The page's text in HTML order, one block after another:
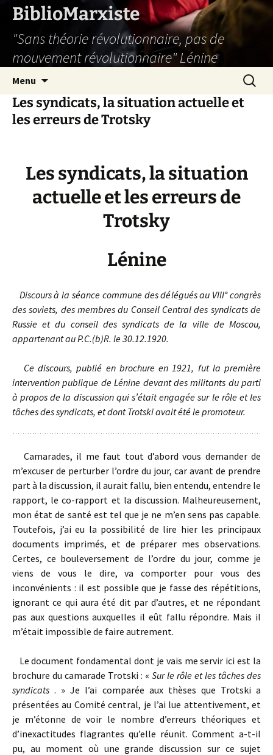
Aller
contenu
BiblioMarxiste
"Sans théorie révolutionnaire, pas de
mouvement révolutionnaire" Lénine
Menu
Les syndicats, la situation actuelle et
les erreurs de Trotsky
Les syndicats, la situation
actuelle et les erreurs de
Trotsky
Lénine
Discours à la séance commune des délégués au VIII° congrès
des soviets, des membres du Conseil Central des syndicats de
Russie et du conseil des syndicats de la ville de Moscou,
appartenant au P.C.(b)R. le 30.12.1920.
Ce discours, publié en brochure en 1921, fut la première
intervention publique de Lénine devant des militants du parti
à propos de la discussion qui s’était engagée sur le rôle et les
tâches des syndicats, et dont Trotski avait été le promoteur.
Camarades, il me faut tout d’abord vous demander de
m’excuser de perturber l’ordre du jour, car avant de prendre
part à la discussion, il aurait fallu, bien entendu, entendre le
rapport, le co-rapport et la discussion. Malheureusement,
mon état de santé est tel que je ne m’en sens pas capable.
Toutefois, j’ai eu la possibilité de lire hier les principaux
documents imprimés, et de préparer mes observations.
Certes, ce bouleversement de l’ordre du jour, comme je
viens de vous le dire, va comporter pour vous des
inconvénients : il est possible que je fasse des répétitions,
ignorant ce qui aura été dit par d’autres, et ne répondant
pas aux questions auxquelles il eût fallu répondre. Mais il
m’était impossible de faire autrement.
Le document fondamental dont je vais me servir ici est la
brochure du camarade Trotski : « Sur le rôle et les tâches des
syndicats. » Je l’ai comparée aux thèses que Trotski a
présentées au Comité central, je l’ai lue attentivement, et
je m’étonne de voir le nombre d’erreurs théoriques et
d’inexactitudes flagrantes qu’elle réunit. Comment a-t-il
pu, au moment où une grande discussion sur ce sujet